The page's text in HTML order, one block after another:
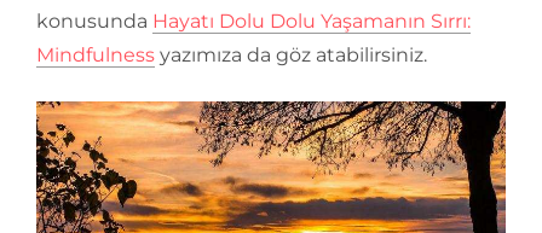
konusunda Hayatı Dolu Dolu Yaşamanın Sırrı:
Mindfulness yazımıza da göz atabilirsiniz.